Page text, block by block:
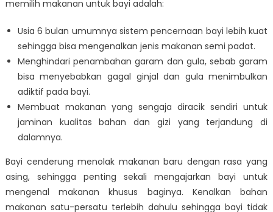
memilih makanan untuk bayi adalah:
Usia 6 bulan umumnya sistem pencernaan bayi lebih kuat
sehingga bisa mengenalkan jenis makanan semi padat.
Menghindari penambahan garam dan gula, sebab garam
bisa menyebabkan gagal ginjal dan gula menimbulkan
adiktif pada bayi.
Membuat makanan yang sengaja diracik sendiri untuk
jaminan kualitas bahan dan gizi yang terjandung di
dalamnya.
Bayi cenderung menolak makanan baru dengan rasa yang
asing, sehingga penting sekali mengajarkan bayi untuk
mengenal makanan khusus baginya. Kenalkan bahan
makanan satu-persatu terlebih dahulu sehingga bayi tidak